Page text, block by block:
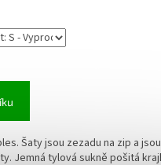
Šaty jsou zezadu na zip a
Jemná tylová sukně pošitá